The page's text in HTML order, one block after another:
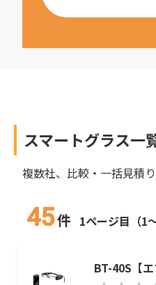
スマートグラス一
複数社、比較・一括見積
45件 1ページ目（1
BT-40S【エ